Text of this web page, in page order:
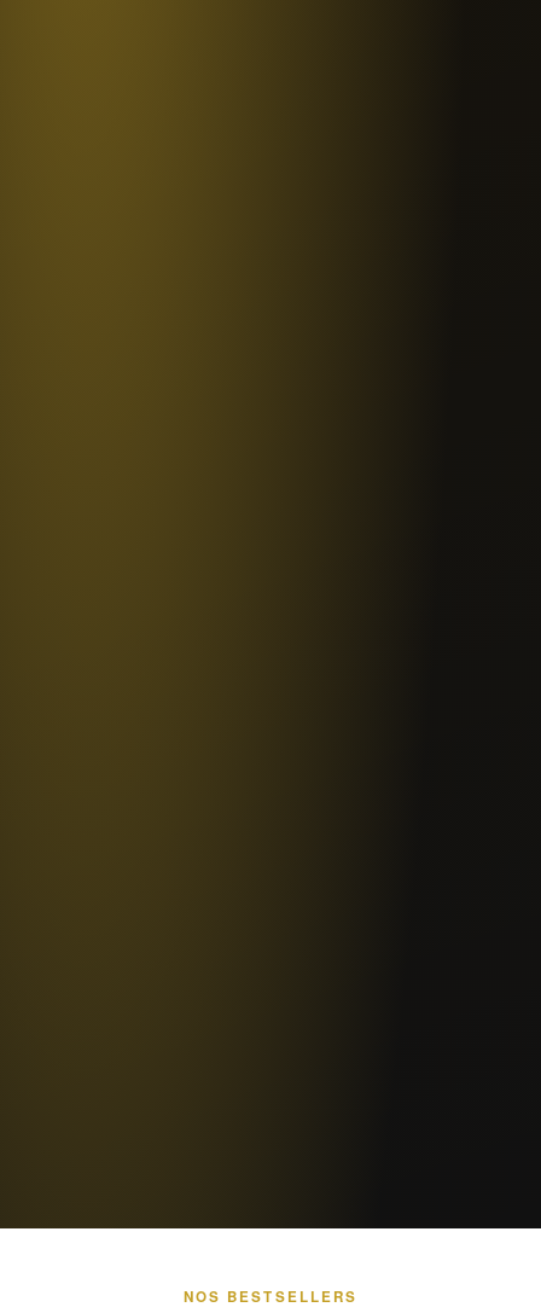
NOS BESTSELLERS